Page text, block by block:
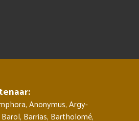
,Anonymus,Argy-
Barol, Barrias, Bartholomé,